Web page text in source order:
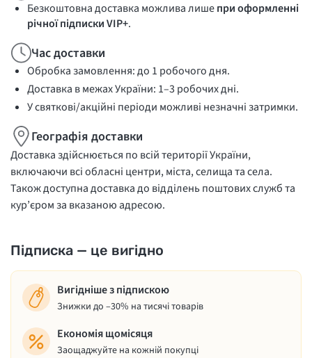
Безкоштовна доставка можлива лишепри оформленні
річної підписки VIP+.
Час доставки
Обробка замовлення: до 1 робочого дня.
Доставка в межах України: 1–3 робочих дні.
У святкові/акційні періоди можливі незначні затримки.
Географія доставки
Доставка здійснюється по всій території України,
включаючи всі обласні центри, міста, селища та села.
Також доступна доставка до відділень поштових служб та
кур’єром за вказаною адресою.
Підписка — це вигідно
Вигідніше з підпискою
Знижки до –30% на тисячі товарів
Економія щомісяця
Заощаджуйте на кожній покупці